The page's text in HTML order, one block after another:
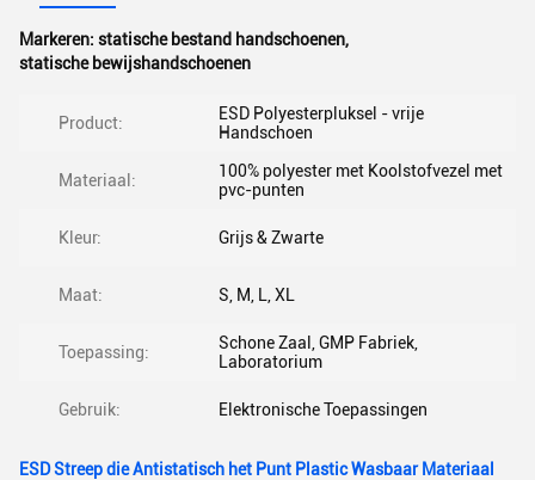
Markeren: statische bestand handschoenen,
statische bewijshandschoenen
Product:
ESD Polyesterpluksel - vrije
Handschoen
Materiaal:
100% polyester met Koolstofvezel met
pvc-punten
Kleur: Grijs & Zwarte
Maat: S, M, L, XL
Toepassing:
Schone Zaal, GMP Fabriek,
Laboratorium
Gebruik: Elektronische Toepassingen
ESD Streep die Antistatisch het Punt Plastic Wasbaar Materiaal